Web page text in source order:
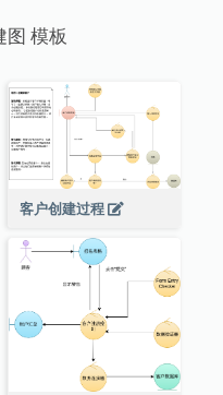
图 模板
客户创建过程